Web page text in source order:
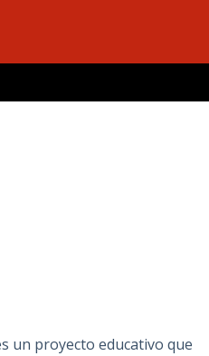
un proyecto educativo que